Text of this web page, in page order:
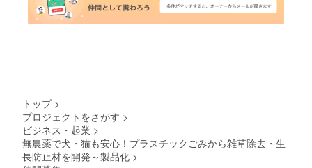
トップ >
プロジェクトをさがす >
ビジネス・起業 >
無農薬で犬・猫も安心！プラスチックごみから雑草除去・生
長防止材を開発～製品化 >